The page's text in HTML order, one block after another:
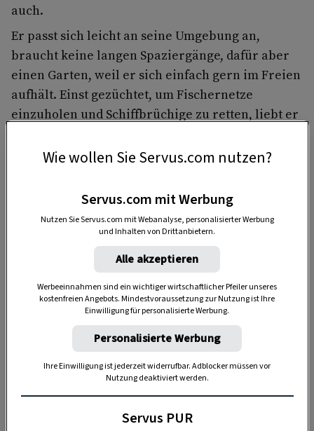
auch.
Er passt sich leicht an seine Umgebung an,
braucht keine langen Spaziergänge, dafür aber
einen Garten, weil er sich einfach gern im Freien
aufhält. Einst gezüchtet, um Fischernetze
einzuholen und Schiffbrüchige zu retten, liebt er
wunderbarerWasserrettungshundgenannt.
Anzeige
Wie wollen Sie Servus.com nutzen?
Servus.com mit Werbung
Nutzen Sie Servus.com mit Webanalyse, personalisierter Werbung
und Inhalten von Drittanbietern.
Alle akzeptieren
Werbeeinnahmen sind ein wichtiger wirtschaftlicher Pfeiler unseres
kostenfreien Angebots. Mindestvoraussetzung zur Nutzung ist Ihre
Einwilligung für personalisierte Werbung.
Personalisierte Werbung
Ihre Einwilligung ist jederzeit widerrufbar. Adblocker müssen vor
Nutzung deaktiviert werden.
Servus PUR